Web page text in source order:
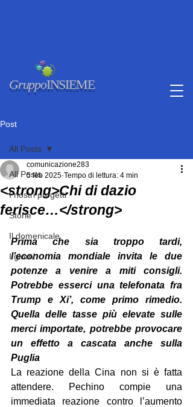
GruppoINSIEME
Post
All Posts
I nostri progetti
Storie
Il domenicale
I giorni
All Posts
<strong>Chi di dazio
ferisce…</strong>
comunicazione283
5 feb 2025 Tempo di lettura: 4 min
Prima che sia troppo tardi,
l’economia mondiale invita le due
potenze a venire a miti consigli.
Potrebbe esserci una telefonata fra
Trump e Xi’, come primo rimedio.
Quella delle tasse più elevate sulle
merci importate, potrebbe provocare
un effetto a cascata anche sulla
Puglia
La reazione della Cina non si è fatta
attendere. Pechino compie una
immediata reazione contro l’aumento